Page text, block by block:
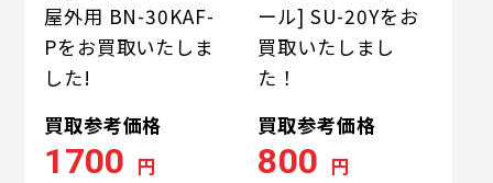
屋外用 BN-30KAF-
Pをお買取いたしま
した!
買取参考価格
1700 円
ール] SU-20Yをお
買取いたしまし
た！
買取参考価格
800 円